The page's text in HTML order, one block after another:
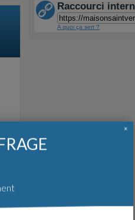
Raccourci
A quoi ça sert ?
×